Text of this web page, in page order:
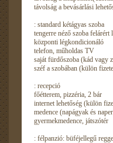
távolság a bevásárlási
: standard kétágyas szoba
tengerre néző szoba felárért
központi légkondicionáló
telefon, műholdas TV
saját fürdőszoba (kád vagy
széf a szobában (külön
: recepció
főétterem, pizzéria, 2 bár
internet lehetőség (külön
medence (napágyak és
gyermekmedence, játszótér
: félpanzió: büféjellegű